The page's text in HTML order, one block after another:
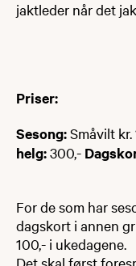
jaktleder når det
Priser:
Sesong:Småvilt kr.
helg:300,-
For de som har
dagskort i annen
100,- i ukedagene.